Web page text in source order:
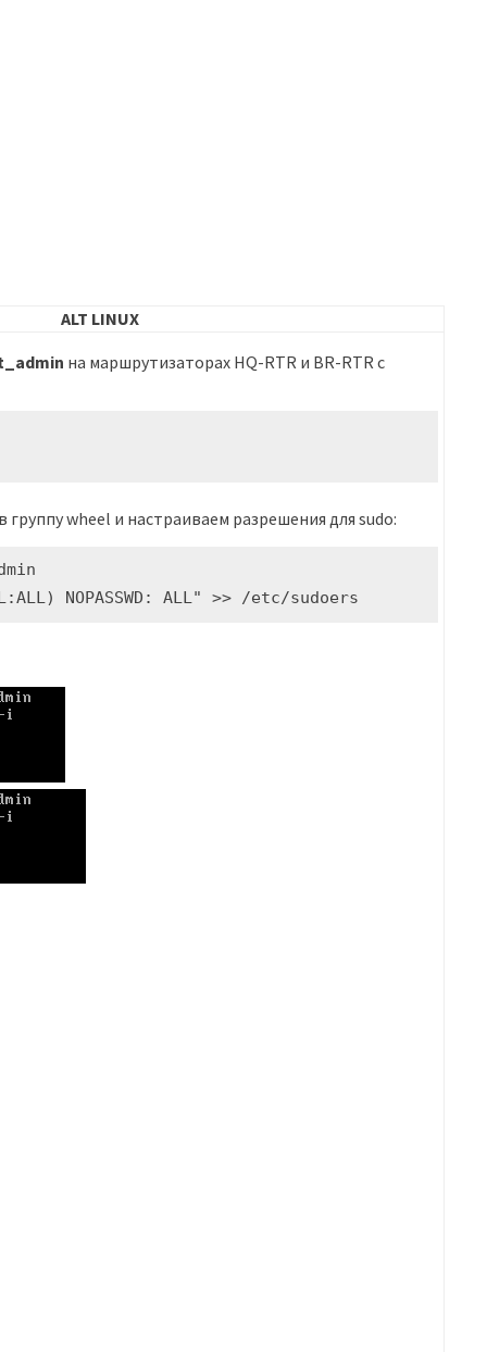
ALT LINUX
на маршрутизаторах HQ-RTR и BR-RTR с
wheel и настраиваем разрешения для sudo:
NOPASSWD: ALL" >> /etc/sudoers